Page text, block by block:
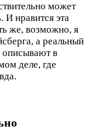
может
нравится эта
же, возможно, я
а реальный
описывают в
деле, где